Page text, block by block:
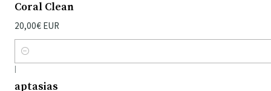
Coral Clean
20,00€ EUR
Quantidade
|
aptasias